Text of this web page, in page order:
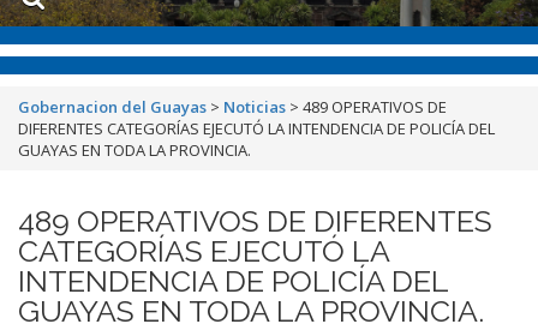
Gobernacion del Guayas > Noticias > 489 OPERATIVOS DE
DIFERENTES CATEGORÍAS EJECUTÓ LA INTENDENCIA DE POLICÍA DEL
GUAYAS EN TODA LA PROVINCIA.
489 OPERATIVOS DE DIFERENTES
CATEGORÍAS EJECUTÓ LA
INTENDENCIA DE POLICÍA DEL
GUAYAS EN TODA LA PROVINCIA.